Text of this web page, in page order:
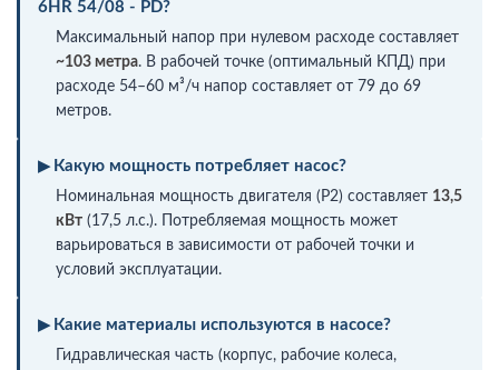
6HR 54/08 - PD?
Максимальный напор при нулевом расходе составляет
~103 метра. В рабочей точке (оптимальный КПД) при
расходе 54–60 м³/ч напор составляет от 79 до 69
метров.
Какую мощность потребляет насос?
Номинальная мощность двигателя (P2) составляет 13,5
кВт (17,5 л.с.). Потребляемая мощность может
варьироваться в зависимости от рабочей точки и
условий эксплуатации.
Какие материалы используются в насосе?
Гидравлическая часть (корпус, рабочие колеса,